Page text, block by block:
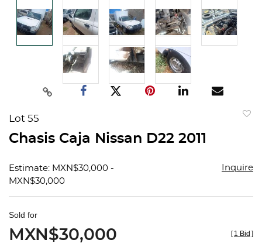
Lot 55
Chasis Caja Nissan D22 2011
Estimate: MXN$30,000 -
MXN$30,000
Inquire
Sold for
MXN$30,000 [ 1 Bid ]